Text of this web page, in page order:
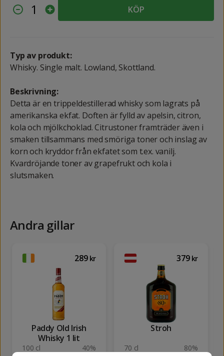
1 KÖP
Typ av produkt:
Whisky. Single malt. Lowland, Skottland.
Beskrivning:
Detta är en trippeldestillerad whisky som lagrats på
amerikanska ekfat. Doften är fylld av apelsin, citron,
kola och mjölkchoklad. Citrustoner framträder även i
smaken tillsammans med smöriga toner och inslag av
korn och kryddor från ekfatet som t.ex. vanilj.
Kvardröjande toner av grapefrukt och kola i
slutsmaken.
Andra gillar
289 kr
Paddy Old Irish
Whisky 1 lit
100 cl 40%
379 kr
Stroh
70 cl 80%